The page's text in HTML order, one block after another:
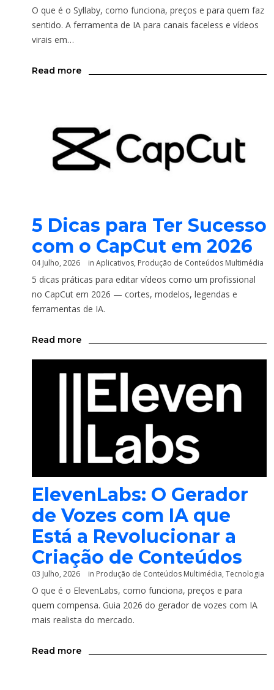
O que é o Syllaby, como funciona, preços e para quem faz
sentido. A ferramenta de IA para canais faceless e vídeos
virais em…
Read more
5 Dicas para Ter Sucesso
com o CapCut em 2026
04 Julho, 2026 in Aplicativos, Produção de Conteúdos Multimédia
5 dicas práticas para editar vídeos como um profissional
no CapCut em 2026 — cortes, modelos, legendas e
ferramentas de IA.
Read more
ElevenLabs: O Gerador
de Vozes com IA que
Está a Revolucionar a
Criação de Conteúdos
03 Julho, 2026 in Produção de Conteúdos Multimédia, Tecnologia
O que é o ElevenLabs, como funciona, preços e para
quem compensa. Guia 2026 do gerador de vozes com IA
mais realista do mercado.
Read more